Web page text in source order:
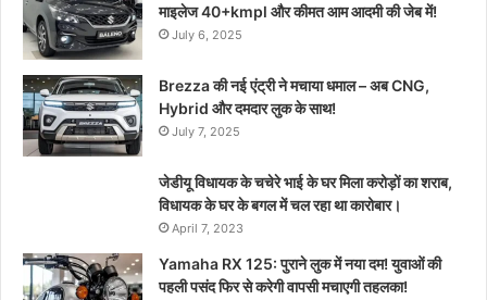
माइलेज 40+kmpl और कीमत आम आदमी की जेब में!
July 6, 2025
Brezza की नई एंट्री ने मचाया धमाल – अब CNG,
Hybrid और दमदार लुक के साथ!
July 7, 2025
जेडीयू विधायक के चचेरे भाई के घर मिला करोड़ों का शराब,
विधायक के घर के बगल में चल रहा था कारोबार।
April 7, 2023
Yamaha RX 125: पुराने लुक में नया दम! युवाओं की
पहली पसंद फिर से करेगी वापसी मचाएगी तहलका!